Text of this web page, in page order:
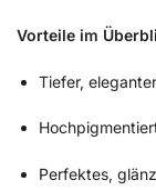
Vorteile im
Tiefer,
Perfektes,